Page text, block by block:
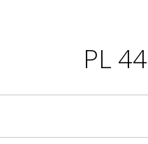
PL